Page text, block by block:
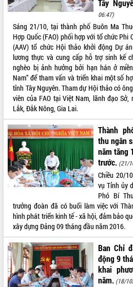
Triết thăm, tặng quà người có công với
cách mạng
Rà soát, hoàn thiện hệ thống thiết chế
văn hóa, thể thao đáp ứng yêu cầu
phát triển mới
Thường trực HĐND tỉnh Đắk Lắk gặp
mặt Đoàn chuyên gia y tế TP. Hồ Chí
Minh
Lễ truy điệu và an táng hài cốt liệt sĩ
tại Nghĩa trang Liệt sĩ xã Sơn Hòa
Bàn giải pháp tháo gỡ khó khăn trong
xuất khẩu sầu riêng và triển khai quy
định EUDR
Thứ trưởng Bộ Nông nghiệp và Môi
trường Nguyễn Hoàng Hiệp khảo sát
vùng trồng và doanh nghiệp đóng gói
sầu riêng tại Đắk Lắk
Trình diễn nghệ thuật chế biến các
món ăn từ sầu riêng
Đắk Lắk công bố Quy hoạch và xúc
tiến đầu tư tỉnh
Ngành cá ngừ Đắk Lắk chủ động thích
ứng để giữ vững thị trường xuất khẩu
Diễn đàn Kinh tế tư nhân Việt Nam đột
phá cơ chế - Hợp tác công tư
LIÊN KẾT WEB
THỐNG KÊ TRUY CẬP
Hôm nay:
30582
Tất cả: 66075905
Tây
06:47)
Sáng 21/10, tại thành phố Buôn Ma
Hợp Quốc (FAO) phối hợp với tổ chức Phi
(AAV) tổ chức Hội thảo khởi động Dự
lương thực và cung cấp hỗ trợ sinh kế
nghèo bị ảnh hưởng bởi hạn hán ở
Nam” để tham vấn và triển khai một số
tỉnh Tây Nguyên. Tham dự Hội thảo có
viên của FAO tại Việt Nam, lãnh đạo
Lắk, Đắk Nông, Gia Lai.
Thành
thu ngân
năm tăng
trước. (21/
Chiều 20/
vụ Tỉnh ủy
Phó Bí
trưởng đoàn đã có buổi làm việc với
hình phát triển kinh tế - xã hội, đảm bảo
xây dựng Đảng 09 tháng đầu năm 2016.
Ban Chỉ
động 9
khai
năm. (18/